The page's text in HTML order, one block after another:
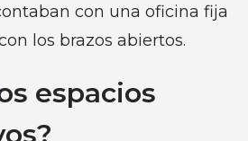
con una oficina fija
los brazos abiertos.
espacios